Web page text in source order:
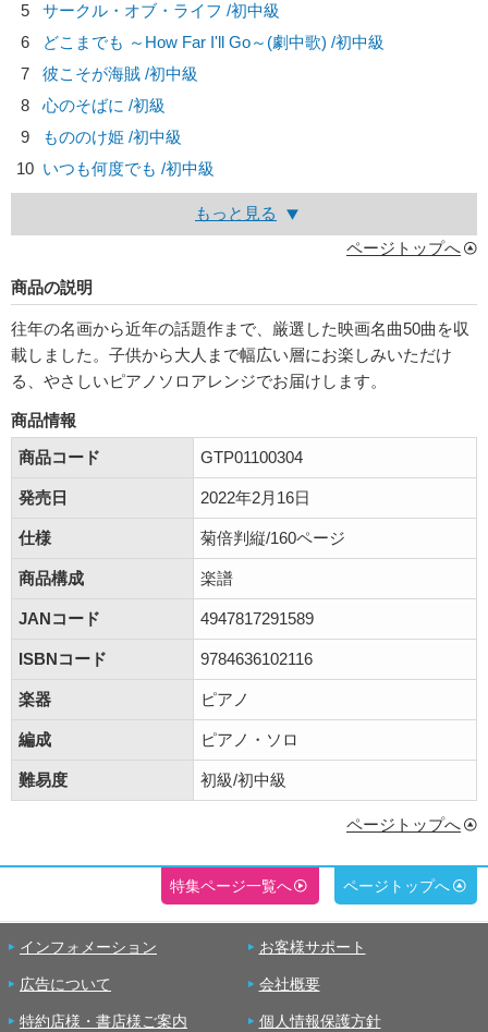
5
サークル・オブ・ライフ /初中級
6
どこまでも ～How Far I'll Go～(劇中歌) /初中級
7
彼こそが海賊 /初中級
8
心のそばに /初級
9
もののけ姫 /初中級
10 いつも何度でも /初中級
もっと見る
ページトップへ
商品の説明
往年の名画から近年の話題作まで、厳選した映画名曲50曲を収
載しました。子供から大人まで幅広い層にお楽しみいただけ
る、やさしいピアノソロアレンジでお届けします。
商品情報
商品コード
GTP01100304
発売日 2022年2月16日
仕様 菊倍判縦/160ページ
商品構成 楽譜
JANコード 4947817291589
ISBNコード 9784636102116
楽器 ピアノ
編成 ピアノ・ソロ
難易度 初級/初中級
ページトップへ
特集ページ一覧へ ページトップへ
インフォメーション お客様サポート
広告について 会社概要
特約店様・書店様ご案内 個人情報保護方針